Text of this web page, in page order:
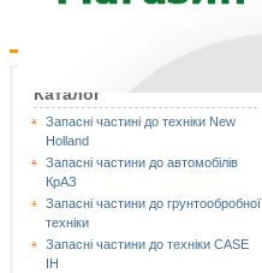
Каталог
Запасні частині до техніки New
Holland
Запасні частини до автомобілів
КрАЗ
Запасні частини до грунтообробної
техніки
Запасні частини до техніки CASE
IH